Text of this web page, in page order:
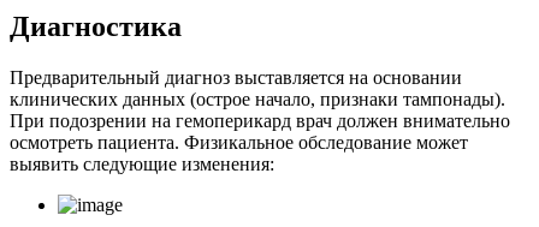
Диагностика
Предварительный диагноз выставляется на основании
клинических данных (острое начало, признаки тампонады).
При подозрении на гемоперикард врач должен внимательно
осмотреть пациента. Физикальное обследование может
выявить следующие изменения: